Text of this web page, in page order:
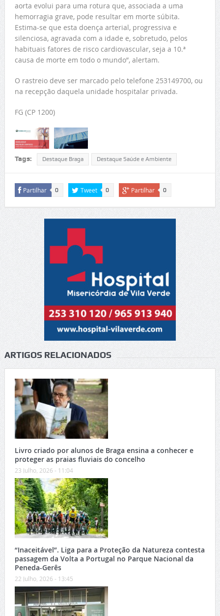
aorta evolui para uma rotura que, associada a uma
hemorragia grave, pode resultar em morte súbita.
Estima-se que esta doença arterial, progressiva e
silenciosa, agravada com a idade e, sobretudo, pelos
habituais fatores de risco cardiovascular, seja a 10.ª
causa de morte em todo o mundo”, alertam.
O rastreio deve ser marcado pelo telefone 253149700, ou
na recepção daquela unidade hospitalar privada.
FG (CP 1200)
Tags: Destaque Braga Destaque Saúde e Ambiente
Partilhar 0 Tweet 0 Partilhar 0
ARTIGOS RELACIONADOS
Livro criado por alunos de Braga ensina a conhecer e
proteger as praias fluviais do concelho
23 Julho, 2026 - 11:04
“Inaceitável”. Liga para a Proteção da Natureza contesta
passagem da Volta a Portugal no Parque Nacional da
Peneda-Gerês
22 Julho, 2026 - 13:45